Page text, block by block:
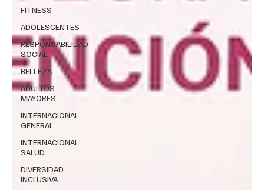
FITNESS
ADOLESCENTES
RESPONSABILIDAD
SOCIAL
BELLEZA
ADULTOS
MAYORES
INTERNACIONAL
GENERAL
INTERNACIONAL
SALUD
DIVERSIDAD
INCLUSIVA